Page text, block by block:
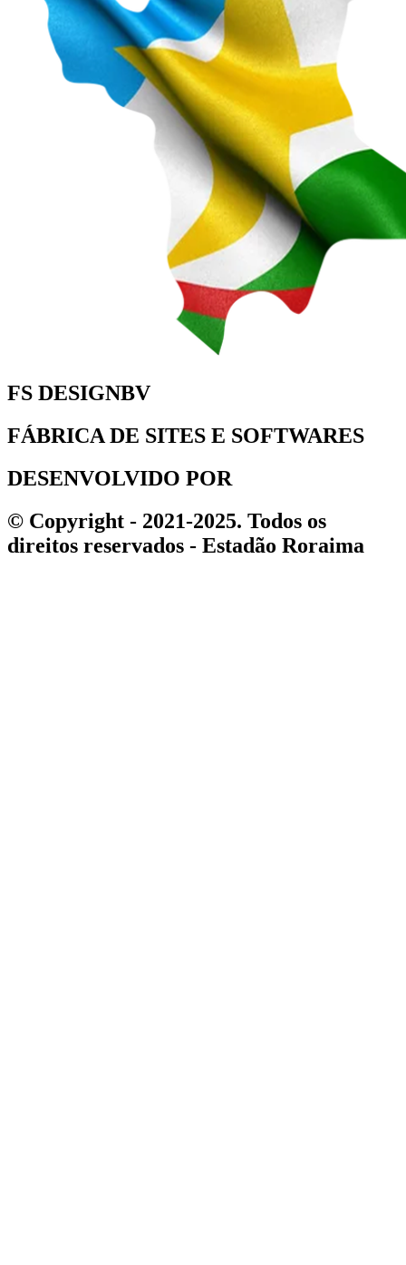
FS DESIGNBV
FÁBRICA DE SITES E SOFTWARES
DESENVOLVIDO POR
© Copyright - 2021-2025. Todos os
direitos reservados - Estadão Roraima